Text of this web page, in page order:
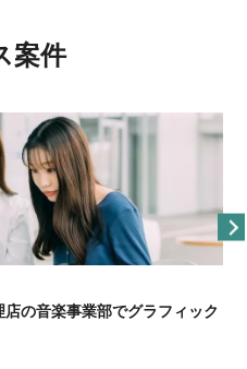
案件
店の音楽事業部でグラフィック